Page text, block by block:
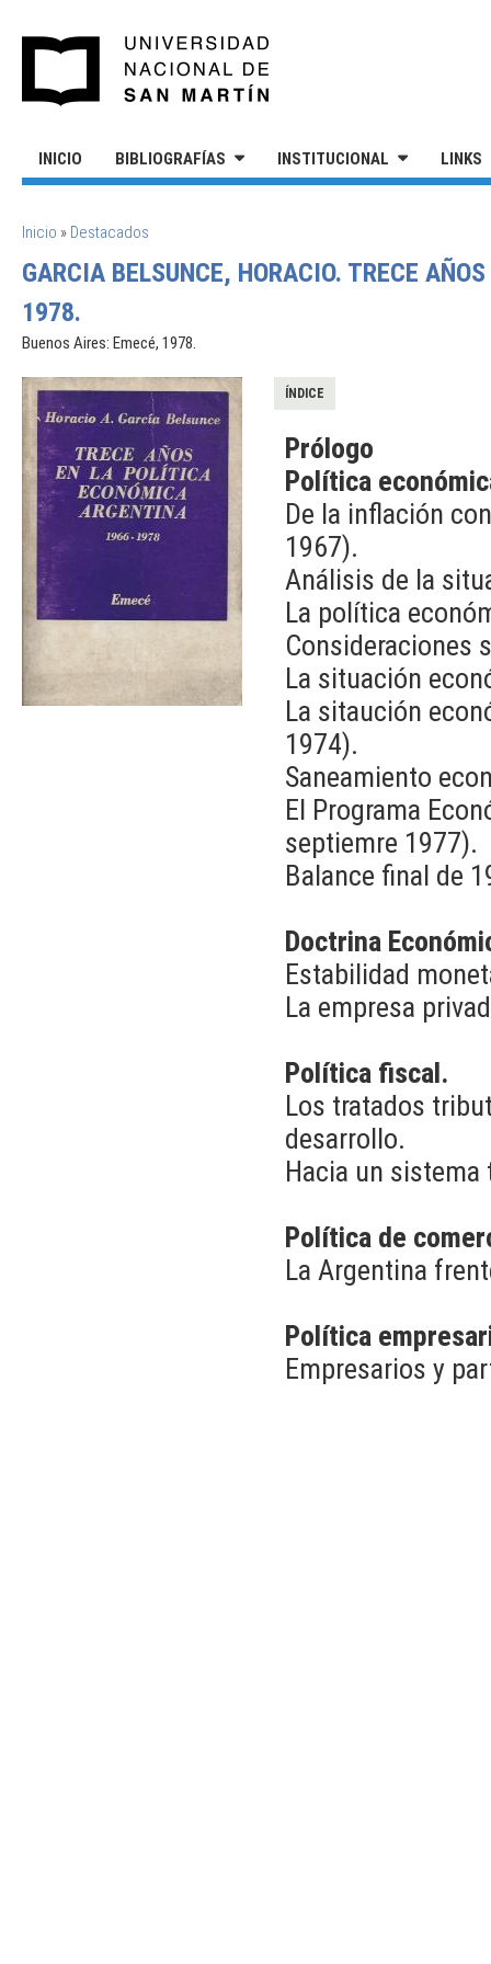
INICIO BIBLIOGRAFÍAS INSTITUCIONAL LINKS
SE ENCUENTRA USTED AQUÍ
Inicio » Destacados
GARCIA BELSUNCE, HORACIO. TRECE
1978.
Buenos Aires: Emecé, 1978.
ÍNDICE
Prólogo
Política
De la inflación
1967).
Análisis de la
La política
Consideraciones
La situación
La sitaución
1974).
Saneamiento
El Programa
septiemre 1977).
Balance final de
Doctrina
Estabilidad
La empresa
Política fiscal.
Los tratados
desarrollo.
Hacia un
Política de
La Argentina
Política
Empresarios y